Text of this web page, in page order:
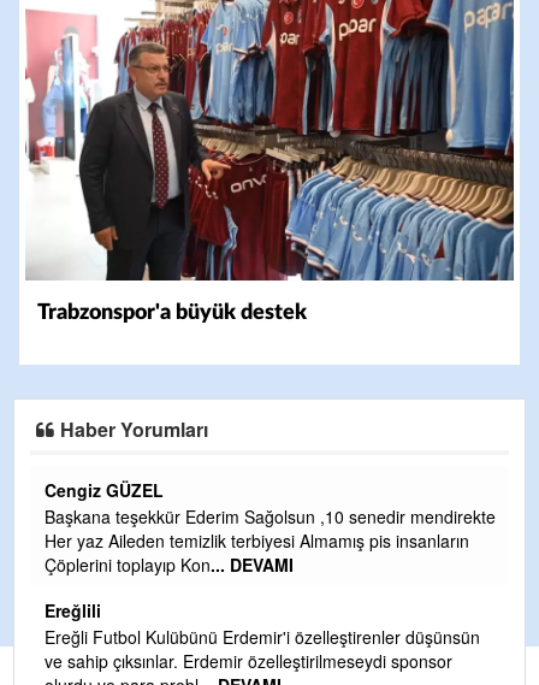
Trabzonspor'a büyük destek
Haber Yorumları
mendirekte
insanların
düşünsün
sponsor
CEVDET YILMAZ
GULDERE DERE ÇALIŞMALARI, SEKIZ YIL ÖNCE
TARAFINDAN BAŞLATILDI, ETRASFINDA
OLMAYAN KISIMLARA DUVARLAR
Şaban yavuz
Mekanı cennet olsun kederli ailesine Rabbim Sabri